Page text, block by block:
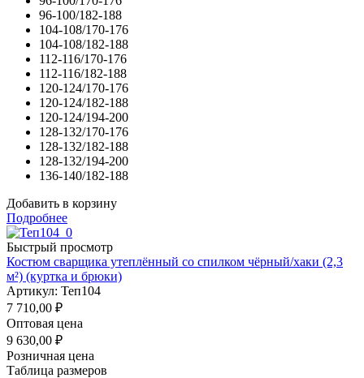
96-100/182-188
104-108/170-176
104-108/182-188
112-116/170-176
112-116/182-188
120-124/170-176
120-124/182-188
120-124/194-200
128-132/170-176
128-132/182-188
128-132/194-200
136-140/182-188
Добавить в корзину
Подробнее
Быстрый просмотр
Костюм сварщика утеплённый со спилком чёрный/хаки (2,3
м²) (куртка и брюки)
Артикул: Теп104
7 710,00 ₽
Оптовая цена
9 630,00 ₽
Розничная цена
Таблица размеров